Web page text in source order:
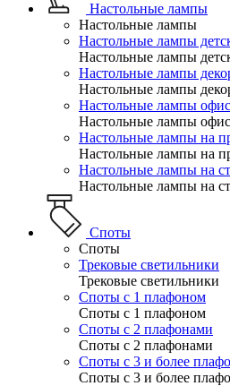
Настольные лампы
Настольные лампы
Настольные лампы
Настольные лампы
Настольные лампы
Настольные лампы
Настольные лампы
Настольные лампы
Настольные лампы на
Настольные лампы на
Настольные лампы на
Настольные лампы на
Споты
Споты
Трековые светильники
Трековые светильники
Споты с 1 плафоном
Споты с 1 плафоном
Споты с 2 плафонами
Споты с 2 плафонами
Споты с 3 и более
Споты с 3 и более